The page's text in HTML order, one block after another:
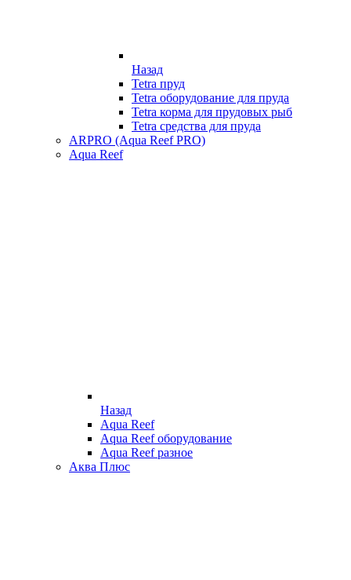
Назад
Tetra пруд
Tetra оборудование для пруда
Tetra корма для прудовых рыб
Tetra средства для пруда
ARPRO (Aqua Reef PRO)
Aqua Reef
Назад
Aqua Reef
Aqua Reef оборудование
Aqua Reef разное
Аква Плюс